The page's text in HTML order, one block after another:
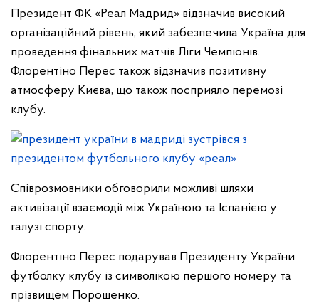
Президент ФК «Реал Мадрид» відзначив високий
організаційний рівень, який забезпечила Україна для
проведення фінальних матчів Ліги Чемпіонів.
Флорентіно Перес також відзначив позитивну
атмосферу Києва, що також посприяло перемозі
клубу.
Співрозмовники обговорили можливі шляхи
активізації взаємодії між Україною та Іспанією у
галузі спорту.
Флорентіно Перес подарував Президенту України
футболку клубу із символікою першого номеру та
прізвищем Порошенко.